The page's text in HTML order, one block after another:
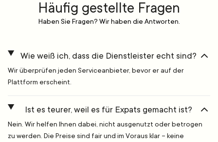
Häufig gestellte Fragen
Haben Sie Fragen? Wir haben die Antworten.
Wie weiß ich, dass die Dienstleister echt sind?
Wir überprüfen jeden Serviceanbieter, bevor er auf der
Plattform erscheint.
Ist es teurer, weil es für Expats gemacht ist?
Nein. Wir helfen Ihnen dabei, nicht ausgenutzt oder betrogen
zu werden. Die Preise sind fair und im Voraus klar – keine